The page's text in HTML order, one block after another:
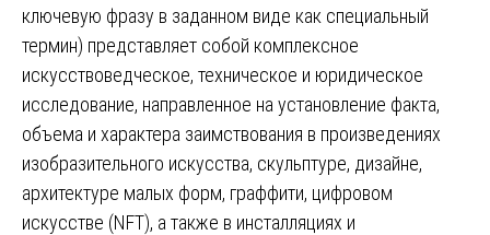
ключевую фразу в заданном виде как специальный
термин) представляет собой комплексное
искусствоведческое, техническое и юридическое
исследование, направленное на установление факта,
объема и характера заимствования в произведениях
изобразительного искусства, скульптуре, дизайне,
архитектуре малых форм, граффити, цифровом
искусстве (NFT), а также в инсталляциях и